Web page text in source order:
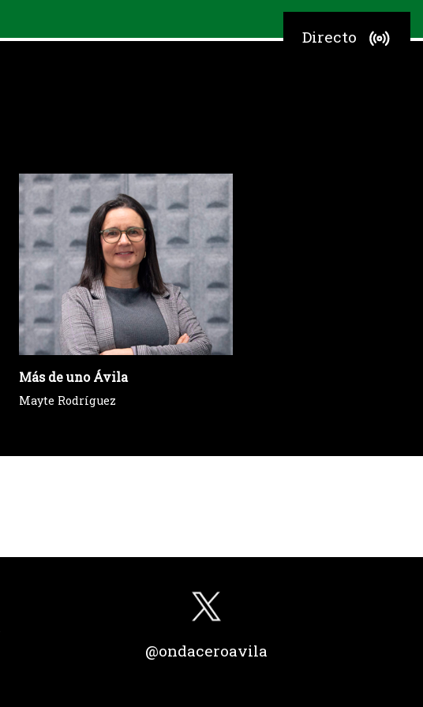
Directo
Más de uno Ávila
Mayte Rodríguez
@ondaceroavila